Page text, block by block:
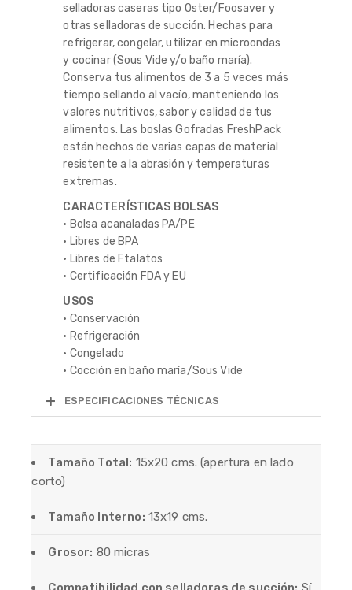
selladoras caseras tipo Oster/Foosaver y
otras selladoras de succión. Hechas para
refrigerar, congelar, utilizar en microondas
y cocinar (Sous Vide y/o baño maría).
Conserva tus alimentos de 3 a 5 veces más
tiempo sellando al vacío, manteniendo los
valores nutritivos, sabor y calidad de tus
alimentos. Las boslas Gofradas FreshPack
están hechos de varias capas de material
resistente a la abrasión y temperaturas
extremas.
CARACTERÍSTICAS BOLSAS
• Bolsa acanaladas PA/PE
• Libres de BPA
• Libres de Ftalatos
• Certificación FDA y EU
USOS
• Conservación
• Refrigeración
• Congelado
• Cocción en baño maría/Sous Vide
ESPECIFICACIONES TÉCNICAS
Tamaño Total: 15x20 cms. (apertura en lado
corto)
Tamaño Interno: 13x19 cms.
Grosor: 80 micras